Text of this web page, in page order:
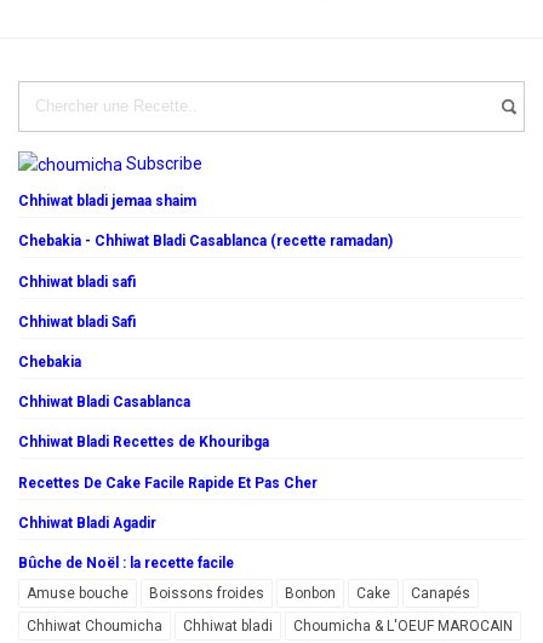
Subscribe
Chhiwat bladi jemaa shaim
Chebakia - Chhiwat Bladi Casablanca (recette ramadan)
Chhiwat bladi safi
Chhiwat bladi Safi
Chebakia
Chhiwat Bladi Casablanca
Chhiwat Bladi Recettes de Khouribga
Recettes De Cake Facile Rapide Et Pas Cher
Chhiwat Bladi Agadir
Bûche de Noël : la recette facile
Amuse bouche
Boissons froides Bonbon Cake
Canapés
Chhiwat Choumicha
Chhiwat bladi
Choumicha & L'OEUF MAROCAIN